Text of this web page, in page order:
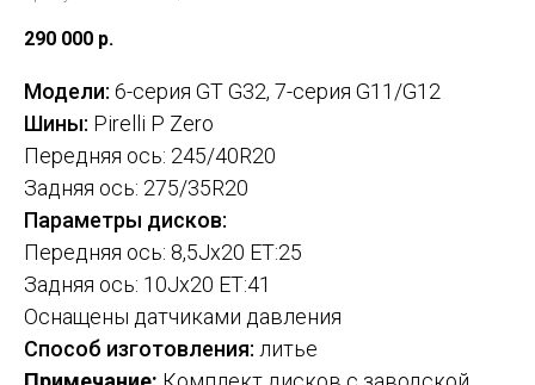
290 000 р.
Модели: 6-серия GT G32, 7-серия G11/G12
Шины: Pirelli P Zero
Передняя ось: 245/40R20
Задняя ось: 275/35R20
Параметры дисков:
Передняя ось: 8,5Jx20 ET:25
Задняя ось: 10Jx20 ET:41
Оснащены датчиками давления
Способ изготовления: литье